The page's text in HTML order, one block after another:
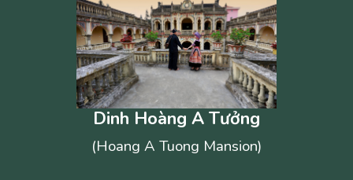
Dinh Hoàng A Tưởng
(Hoang A Tuong Mansion)